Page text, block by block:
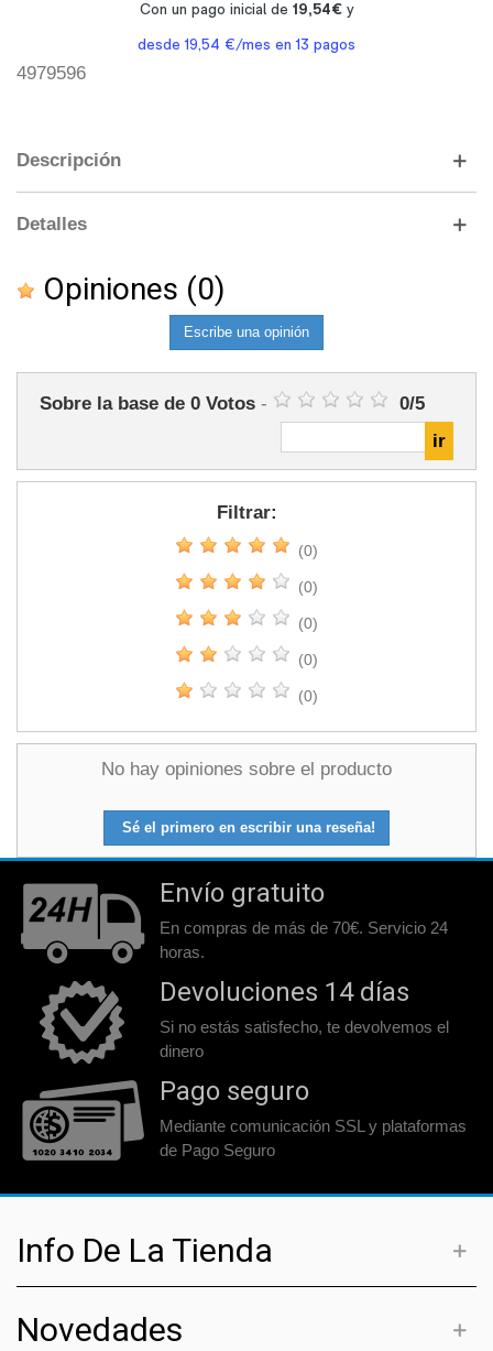
4979596
Descripción
Detalles
Opiniones (0)
Escribe una opinión
Sobre la base de 0 Votos - 0/5
Filtrar:
(0)
(0)
(0)
(0)
(0)
No hay opiniones sobre el producto
Sé el primero en escribir una reseña!
Envío gratuito
En compras de más de 70€. Servicio 24
horas.
Devoluciones 14 días
Si no estás satisfecho, te devolvemos el
dinero
Pago seguro
Mediante comunicación SSL y plataformas
de Pago Seguro
Info De La Tienda
Novedades